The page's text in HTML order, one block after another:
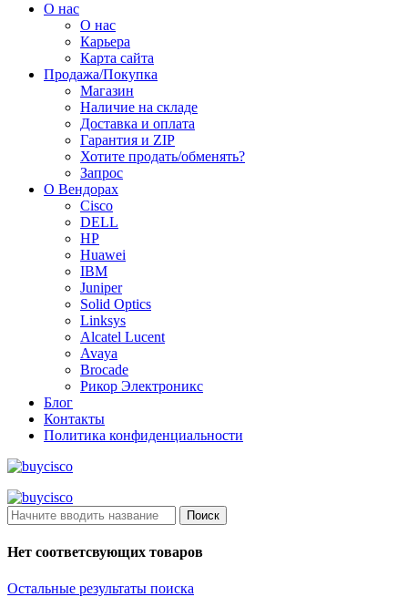
О нас
О нас
Карьера
Карта сайта
Продажа/Покупка
Магазин
Наличие на складе
Доставка и оплата
Гарантия и ZIP
Хотите продать/обменять?
Запрос
О Вендорах
Cisco
DELL
HP
Huawei
IBM
Juniper
Solid Optics
Linksys
Alcatel Lucent
Avaya
Brocade
Рикор Электроникс
Блог
Контакты
Политика конфиденциальности
Поиск
Нет соответсвующих товаров
Остальные результаты поиска